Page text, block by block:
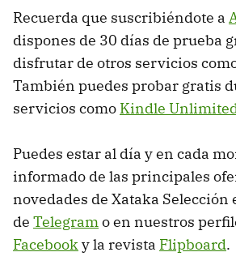
Recuerda que suscribiéndote a
dispones de 30 días de prueba
disfrutar de otros servicios
También puedes probar gratis
servicios como Kindle
Puedes estar al día y en cada
informado de las principales
novedades de Xataka
de Telegramo en nuestros
Facebooky la revista Flipboard.